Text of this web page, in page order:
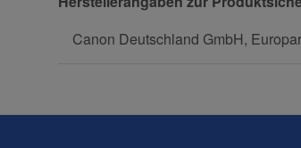
Fax
Canon Deutschland GmbH,